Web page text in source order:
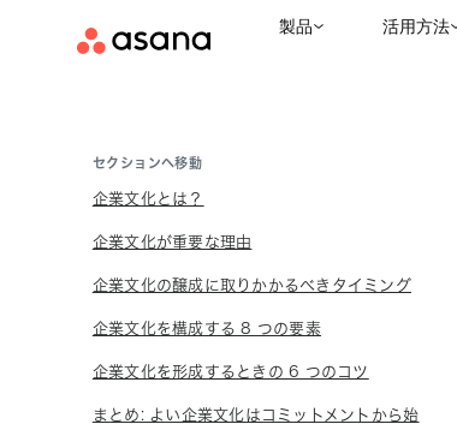
製品 活用方法
セクションへ移動
企業文化とは？
企業文化が重要な理由
企業文化の醸成に取りかかるべきタイミング
企業文化を構成する 8 つの要素
企業文化を形成するときの 6 つのコツ
まとめ: よい企業文化はコミットメントから始